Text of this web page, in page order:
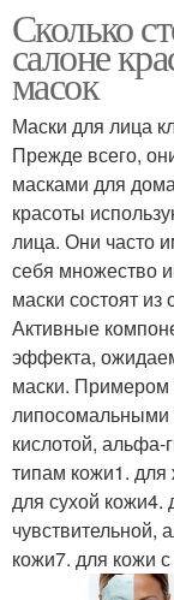
Маски для
Альгинатные
Питательные
Лица в
Сколько
салоне
масок
Маски для лица
Прежде всего,
масками для
красоты
лица. Они часто
себя множество
маски состоят
Активные
эффекта,
маски. Примером
липосомальными
кислотой, альфа-
типам кожи1.
для сухой кожи4.
чувствительной,
кожи7. для кожи